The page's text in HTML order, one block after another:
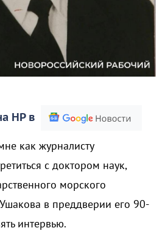
НР в
как журналисту
с доктором наук,
морского
в преддверии его 90-
интервью.